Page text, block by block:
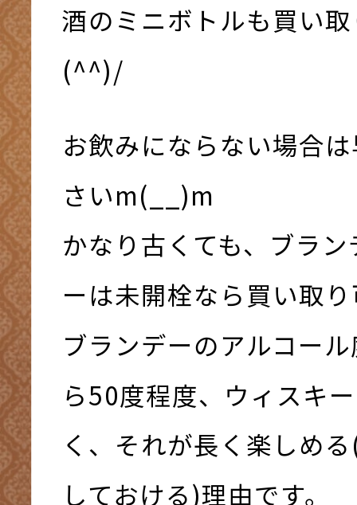
酒のミニボトルも買い
(^^)/
お飲みにならない場合
さいm(__)m
かなり古くても、ブラ
ーは未開栓なら買い取
ブランデーのアルコー
ら50度程度、ウィスキ
く、それが長く楽しめ
しておける)理由です。